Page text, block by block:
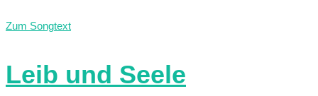
Zum Songtext
Leib und Seele